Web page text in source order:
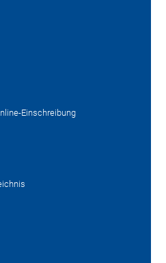
Einschreibung